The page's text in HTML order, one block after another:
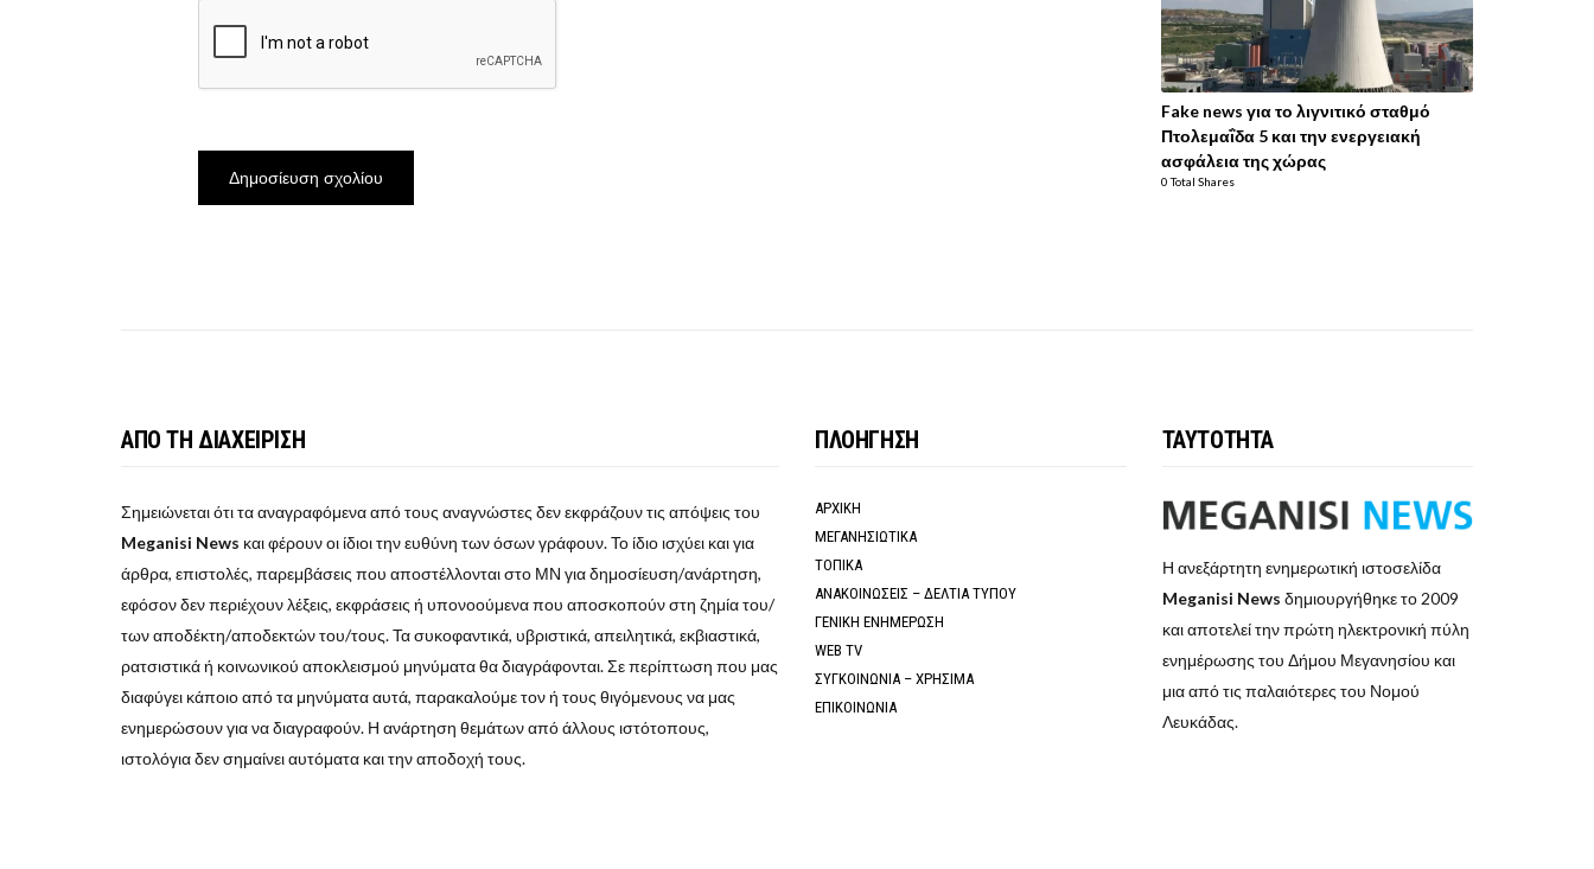
Fake news για το λιγνιτικό σταθμό
Πτολεμαΐδα 5 και την ενεργειακή
ασφάλεια της χώρας
0 Total Shares
ΑΠΟ ΤΗ ΔΙΑΧΕΙΡΙΣΗ
Σημειώνεται ότι τα αναγραφόμενα από τους αναγνώστες δεν εκφράζουν τις απόψεις του
Meganisi News και φέρουν οι ίδιοι την ευθύνη των όσων γράφουν. Το ίδιο ισχύει και για
άρθρα, επιστολές, παρεμβάσεις που αποστέλλονται στο ΜΝ για δημοσίευση/ανάρτηση,
εφόσον δεν περιέχουν λέξεις, εκφράσεις ή υπονοούμενα που αποσκοπούν στη ζημία του/
των αποδέκτη/αποδεκτών του/τους. Τα συκοφαντικά, υβριστικά, απειλητικά, εκβιαστικά,
ρατσιστικά ή κοινωνικού αποκλεισμού μηνύματα θα διαγράφονται. Σε περίπτωση που μας
διαφύγει κάποιο από τα μηνύματα αυτά, παρακαλούμε τον ή τους θιγόμενους να μας
ενημερώσουν για να διαγραφούν. Η ανάρτηση θεμάτων από άλλους ιστότοπους,
ιστολόγια δεν σημαίνει αυτόματα και την αποδοχή τους.
ΠΛΟΗΓΗΣΗ
ΑΡΧΙΚΗ
ΜΕΓΑΝΗΣΙΩΤΙΚΑ
ΤΟΠΙΚΑ
ΑΝΑΚΟΙΝΩΣΕΙΣ – ΔΕΛΤΙΑ ΤΥΠΟΥ
ΓΕΝΙΚΗ ΕΝΗΜΕΡΩΣΗ
WEB TV
ΣΥΓΚΟΙΝΩΝΙΑ – ΧΡΗΣΙΜΑ
ΕΠΙΚΟΙΝΩΝΙΑ
ΤΑΥΤΟΤΗΤΑ
Η ανεξάρτητη ενημερωτική ιστοσελίδα
Meganisi News δημιουργήθηκε το 2009
και αποτελεί την πρώτη ηλεκτρονική πύλη
ενημέρωσης του Δήμου Μεγανησίου και
μια από τις παλαιότερες του Νομού
Λευκάδας.